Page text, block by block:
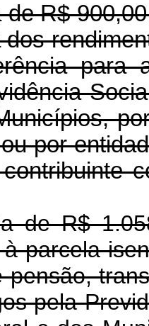
R$
para
por
de R$
parcela
pensão,
pela